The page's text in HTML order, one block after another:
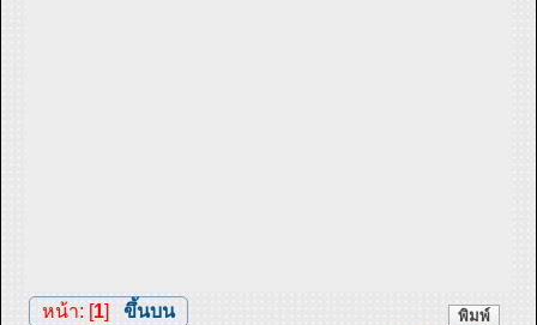
พิมพ์
หน้า: [1] ขึ้นบน